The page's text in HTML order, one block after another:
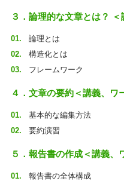
３．論理的な文章とは？ ＜
論理とは
構造化とは
フレームワーク
４．文章の要約＜講義、ワ
基本的な編集方法
要約演習
５．報告書の作成＜講義、
報告書の全体構成